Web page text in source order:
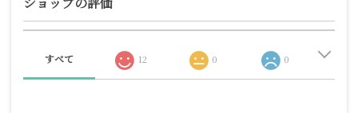
すべて 12 0 0